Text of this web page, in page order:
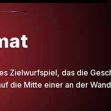
Zielwurfspiel, das die
die Mitte einer an der